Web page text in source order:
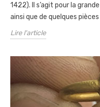
1422). Il s’agit pour la
ainsi que de quelques
Lire l'article